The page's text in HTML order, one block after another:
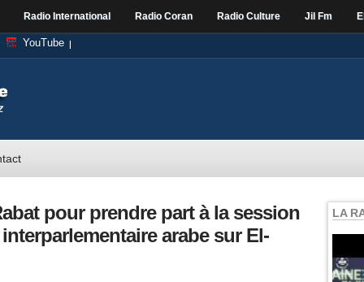
Radio International Radio Coran Radio Culture Jil Fm
YouTube
pour prendre part à la session
arabe sur El-
LA